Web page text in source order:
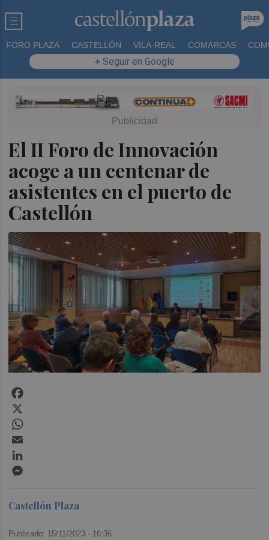
FORO PLAZA CASTELLÓN VILA-REAL COMARCAS
+ Seguir en Google
El II Foro de Innovación
acoge a un centenar de
asistentes en el puerto de
Castellón
Castellón Plaza
Publicado: 15/11/2023 · 16:36